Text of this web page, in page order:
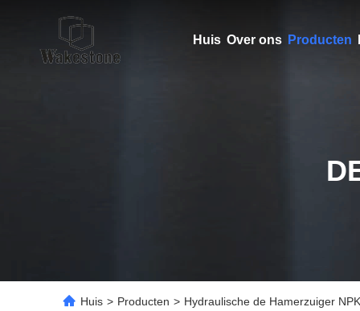
Huis Over ons Producten
Huis > Producten > Hydraulische de Hamerzuiger